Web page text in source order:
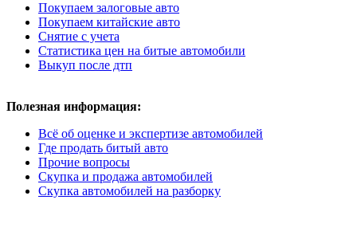
Покупаем залоговые авто
Покупаем китайские авто
Снятие с учета
Статистика цен на битые автомобили
Выкуп после дтп
Полезная информация:
Всё об оценке и экспертизе автомобилей
Где продать битый авто
Прочие вопросы
Скупка и продажа автомобилей
Скупка автомобилей на разборку